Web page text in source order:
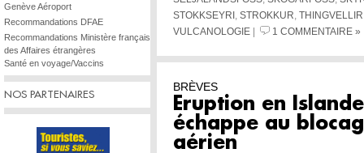
Genève Aéroport
Recommandations DFAE
Recommandations Ministère français
des Affaires étrangères
Santé en voyage/Vaccins
NOS PARTENAIRES
STOKKSEYRI
STROKKUR THINGVELLIR
VULCANOLOGIE
1 COMMENTAIRE »
BRÈVES
Eruption en
échappe au
aérien